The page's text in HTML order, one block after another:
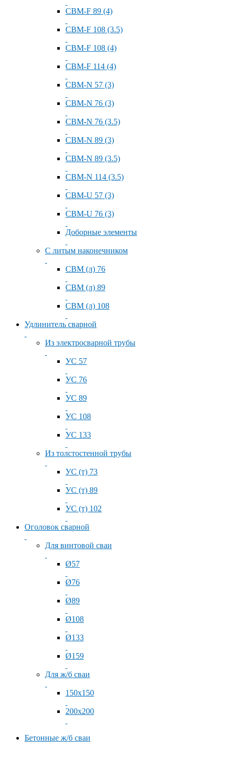
СВМ-F 89 (4)
СВМ-F 108 (3.5)
СВМ-F 108 (4)
СВМ-F 114 (4)
СВМ-N 57 (3)
СВМ-N 76 (3)
СВМ-N 76 (3.5)
СВМ-N 89 (3)
СВМ-N 89 (3.5)
СВМ-N 114 (3.5)
СВМ-U 57 (3)
СВМ-U 76 (3)
Доборные элементы
С литым наконечником
СВМ (л) 76
СВМ (л) 89
СВМ (л) 108
Удлинитель сварной
Из электросварной трубы
УС 57
УС 76
УС 89
УС 108
УС 133
Из толстостенной трубы
УС (т) 73
УС (т) 89
УС (т) 102
Оголовок сварной
Для винтовой сваи
Ø57
Ø76
Ø89
Ø108
Ø133
Ø159
Для ж/б сваи
150x150
200x200
Бетонные ж/б сваи